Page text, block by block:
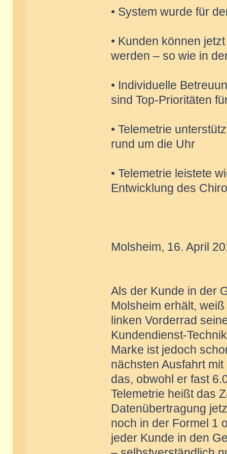
• System wurde für
• Kunden können
werden – so wie in
• Individuelle
sind Top-Prioritäten
• Telemetrie
rund um die Uhr
• Telemetrie leistete
Entwicklung des
Molsheim, 16. April
Als der Kunde in der
Molsheim erhält,
linken Vorderrad
Kundendienst-
Marke ist jedoch
nächsten Ausfahrt
das, obwohl er fast
Telemetrie heißt das
Datenübertragung
noch in der Formel 1
jeder Kunde in den